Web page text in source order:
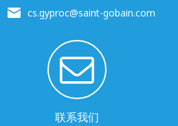
cs.gyproc@saint-gobain.com
联系我们